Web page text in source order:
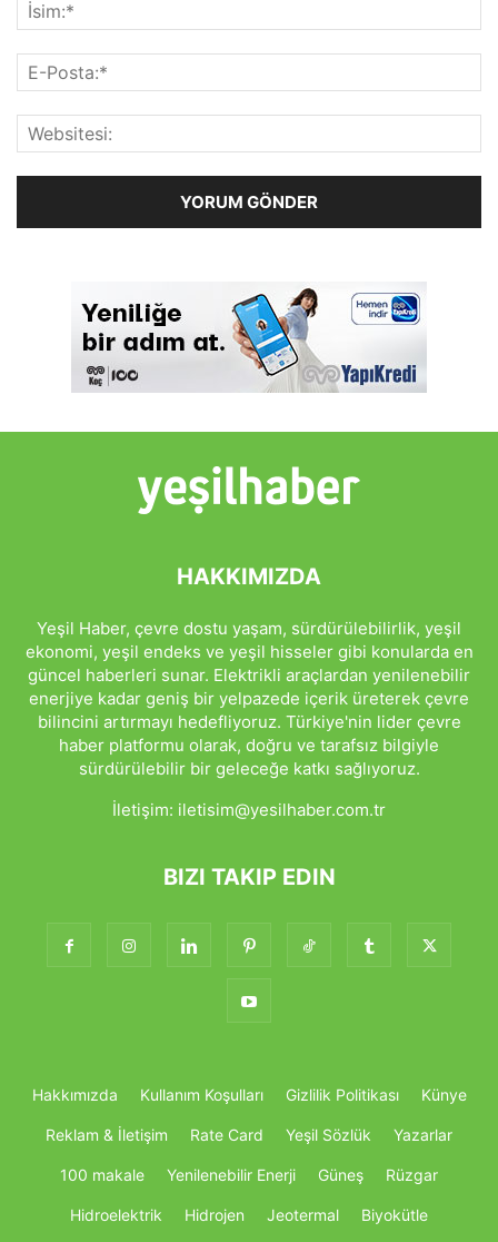
HAKKIMIZDA
Yeşil Haber, çevre dostu yaşam, sürdürülebilirlik, yeşil
ekonomi, yeşil endeks ve yeşil hisseler gibi konularda en
güncel haberleri sunar. Elektrikli araçlardan yenilenebilir
enerjiye kadar geniş bir yelpazede içerik üreterek çevre
bilincini artırmayı hedefliyoruz. Türkiye'nin lider çevre
haber platformu olarak, doğru ve tarafsız bilgiyle
sürdürülebilir bir geleceğe katkı sağlıyoruz.
İletişim: iletisim@yesilhaber.com.tr
BIZI TAKIP EDIN
Hakkımızda Kullanım Koşulları Gizlilik Politikası Künye
Reklam & İletişim Rate Card Yeşil Sözlük Yazarlar
100 makale Yenilenebilir Enerji Güneş Rüzgar
Hidroelektrik Hidrojen Jeotermal Biyokütle